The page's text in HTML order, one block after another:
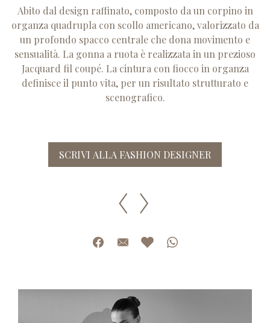
Abito dal design raffinato, composto da un corpino in
organza quadrupla con scollo americano, valorizzato da
un profondo spacco centrale che dona movimento e
sensualità. La gonna a ruota è realizzata in un prezioso
Jacquard fil coupé. La cintura con fiocco in organza
definisce il punto vita, per un risultato strutturato e
scenografico.
SCRIVI ALLA FASHION DESIGNER